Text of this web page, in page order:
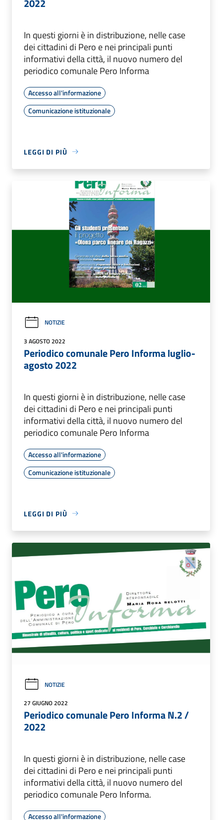
2022
In questi giorni è in distribuzione, nelle case
dei cittadini di Pero e nei principali punti
informativi della città, il nuovo numero del
periodico comunale Pero Informa
Accesso all'informazione
Comunicazione istituzionale
LEGGI DI PIÙ
NOTIZIE
3 AGOSTO 2022
Periodico comunale Pero Informa luglio-
agosto 2022
In questi giorni è in distribuzione, nelle case
dei cittadini di Pero e nei principali punti
informativi della città, il nuovo numero del
periodico comunale Pero Informa
Accesso all'informazione
Comunicazione istituzionale
LEGGI DI PIÙ
NOTIZIE
27 GIUGNO 2022
Periodico comunale Pero Informa N.2 /
2022
In questi giorni è in distribuzione, nelle case
dei cittadini di Pero e nei principali punti
informativi della città, il nuovo numero del
periodico comunale Pero Informa.
Accesso all'informazione